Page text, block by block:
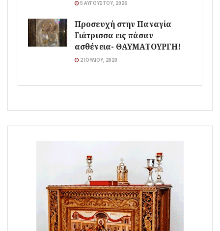
5 ΑΥΓΟΎΣΤΟΥ, 2026
Προσευχή στην Παναγία
Γιάτρισσα εις πάσαν
ασθένεια- ΘΑΥΜΑΤΟΥΡΓΗ!
2 ΙΟΥΛΊΟΥ, 2020